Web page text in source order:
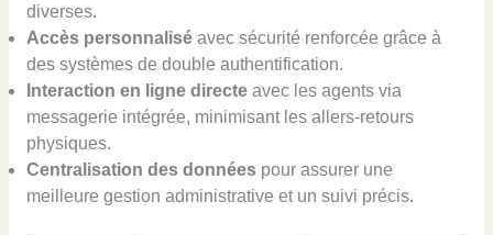
diverses.
Accès personnaliséavec sécurité renforcée grâce à
des systèmes de double authentification.
Interaction en ligne directeavec les agents via
messagerie intégrée, minimisant les allers-retours
physiques.
Centralisation des donnéespour assurer une
meilleure gestion administrative et un suivi précis.